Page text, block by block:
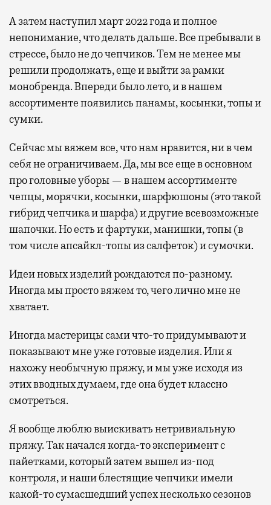
А затем наступил март 2022 года и полное
непонимание, что делать дальше. Все пребывали в
стрессе, было не до чепчиков. Тем не менее мы
решили продолжать, еще и выйти за рамки
монобренда. Впереди было лето, и в нашем
ассортименте появились панамы, косынки, топы и
сумки.
Сейчас мы вяжем все, что нам нравится, ни в чем
себя не ограничиваем. Да, мы все еще в основном
про головные уборы — в нашем ассортименте
чепцы, морячки, косынки, шарфюшоны (это такой
гибрид чепчика и шарфа) и другие всевозможные
шапочки. Но есть и фартуки, манишки, топы (в
том числе апсайкл-топы из салфеток) и сумочки.
Идеи новых изделий рождаются по-разному.
Иногда мы просто вяжем то, чего лично мне не
хватает.
Иногда мастерицы сами что-то придумывают и
показывают мне уже готовые изделия. Или я
нахожу необычную пряжу, и мы уже исходя из
этих вводных думаем, где она будет классно
смотреться.
Я вообще люблю выискивать нетривиальную
пряжу. Так начался когда-то эксперимент с
пайетками, который затем вышел из-под
контроля, и наши блестящие чепчики имели
какой-то сумасшедший успех несколько сезонов